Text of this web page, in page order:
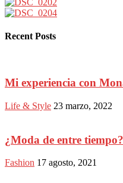
Recent Posts
Mi experiencia con
Life & Style 23 marzo, 2022
¿Moda de entre
Fashion 17 agosto, 2021